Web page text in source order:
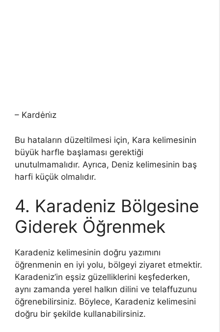
– Kardėni̇z
Bu hataların düzeltilmesi için, Kara kelimesinin
büyük harfle başlaması gerektiği
unutulmamalıdır. Ayrıca, Deniz kelimesinin baş
harfi küçük olmalıdır.
4. Karadeniz Bölgesine
Giderek Öğrenmek
Karadeniz kelimesinin doğru yazımını
öğrenmenin en iyi yolu, bölgeyi ziyaret etmektir.
Karadeniz’in eşsiz güzelliklerini keşfederken,
aynı zamanda yerel halkın dilini ve telaffuzunu
öğrenebilirsiniz. Böylece, Karadeniz kelimesini
doğru bir şekilde kullanabilirsiniz.